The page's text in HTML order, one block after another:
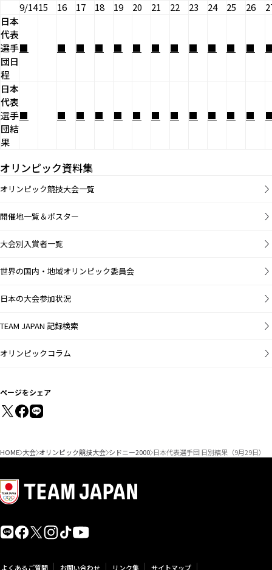
9/1415 16 17 18 19 20 21 22 23 24 25 26
日本
代表
選手
団日
程
■ ■ ■ ■ ■ ■ ■ ■ ■ ■ ■ ■
日本
代表
選手
団結
果
■ ■ ■ ■ ■ ■ ■ ■ ■ ■ ■ ■
オリンピック資料集
オリンピック競技大会一覧
開催地一覧＆ポスター
大会別入賞者一覧
世界の国内・地域オリンピック委員会
日本の大会参加状況
TEAM JAPAN 記録検索
オリンピックコラム
ページをシェア
HOME 大会 オリンピック競技大会 シドニー2000 日本代表選手団 日別結果（9月29日）
よくあるご質問 お問い合わせ リンク集 サイトマップ